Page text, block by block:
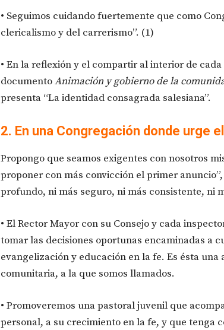
• Seguimos cuidando fuertemente que como
clericalismo y del carrerismo”. (1)
• En la reflexión y el compartir al interior de
documentoAnimación y gobierno de la
presenta “La identidad consagrada salesiana”.
2. En una Congregación donde urge
Propongo que seamos exigentes con nosotros
proponer con más convicción el primer
profundo, ni más seguro, ni más consistente, ni
• El Rector Mayor con su Consejo y cada
tomar las decisiones oportunas encaminadas a
evangelización y educación en la fe. Es ésta
comunitaria, a la que somos llamados.
• Promoveremos una pastoral juvenil que
personal, a su crecimiento en la fe, y que tenga